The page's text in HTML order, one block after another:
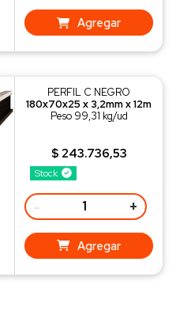
Agregar
Stock
PERFIL C NEGRO
180x70x25 x 3,2mm x 12m
Peso 99,31 kg/ud
$ 243.736,53
- +
Agregar